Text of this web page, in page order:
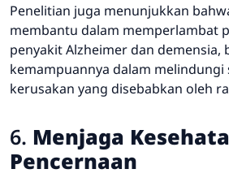
Penelitian juga menunjukkan
membantu dalam memperlambat
penyakit Alzheimer dan demensia,
kemampuannya dalam melindungi
kerusakan yang disebabkan oleh
6. Menjaga
Pencernaan